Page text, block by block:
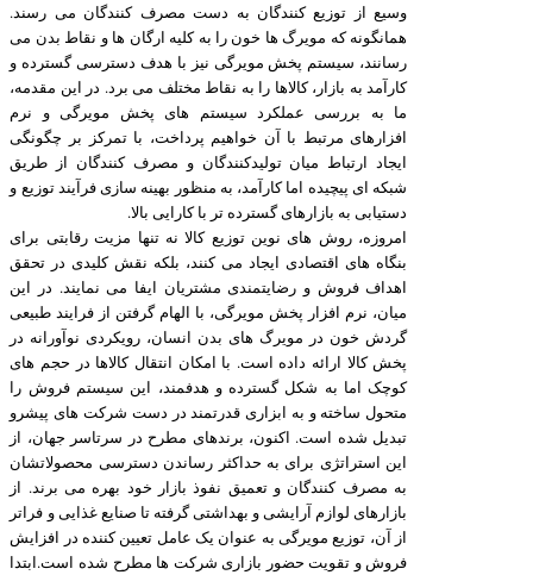
وسیع از توزیع کنندگان به دست مصرف کنندگان می رسند.
همانگونه که مویرگ ها خون را به کلیه ارگان ها و نقاط بدن می
رسانند، سیستم پخش مویرگی نیز با هدف دسترسی گسترده و
کارآمد به بازار، کالاها را به نقاط مختلف می برد. در این مقدمه،
ما به بررسی عملکرد سیستم های پخش مویرگی و نرم
افزارهای مرتبط با آن خواهیم پرداخت، با تمرکز بر چگونگی
ایجاد ارتباط میان تولیدکنندگان و مصرف کنندگان از طریق
شبکه ای پیچیده اما کارآمد، به منظور بهینه سازی فرآیند توزیع و
دستیابی به بازارهای گسترده تر با کارایی بالا.
امروزه، روش های نوین توزیع کالا نه تنها مزیت رقابتی برای
بنگاه های اقتصادی ایجاد می کنند، بلکه نقش کلیدی در تحقق
اهداف فروش و رضایتمندی مشتریان ایفا می نمایند. در این
میان، نرم افزار پخش مویرگی، با الهام گرفتن از فرایند طبیعی
گردش خون در مویرگ های بدن انسان، رویکردی نوآورانه در
پخش کالا ارائه داده است. با امکان انتقال کالاها در حجم های
کوچک اما به شکل گسترده و هدفمند، این سیستم فروش را
متحول ساخته و به ابزاری قدرتمند در دست شرکت های پیشرو
تبدیل شده است. اکنون، برندهای مطرح در سرتاسر جهان، از
این استراتژی برای به حداکثر رساندن دسترسی محصولاتشان
به مصرف کنندگان و تعمیق نفوذ بازار خود بهره می برند. از
بازارهای لوازم آرایشی و بهداشتی گرفته تا صنایع غذایی و فراتر
از آن، توزیع مویرگی به عنوان یک عامل تعیین کننده در افزایش
فروش و تقویت حضور بازاری شرکت ها مطرح شده است.ابتدا